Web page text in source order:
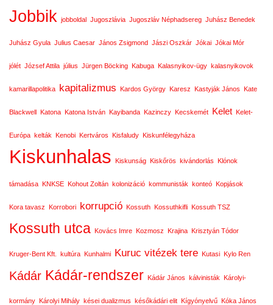
Jobbik jobboldal Jugoszlávia Jugoszláv Néphadsereg Juhász Benedek
Juhász Gyula Julius Caesar János Zsigmond Jászi Oszkár Jókai Jókai Mór
jólét József Attila július Jürgen Böcking Kabuga Kalasnyikov-ügy kalasnyikovok
kamarillapolitika kapitalizmus Kardos György Karesz Kastyják János Kate
Blackwell Katona Katona István Kayibanda Kazinczy Kecskemét Kelet Kelet-
Európa kelták Kenobi Kertváros Kisfaludy Kiskunfélegyháza
Kiskunhalas Kiskunság Kiskőrös kivándorlás Klónok
támadása KNKSE Kohout Zoltán kolonizáció kommunisták konteó Kopjások
Kora tavasz Korrobori korrupció Kossuth Kossuthkifli Kossuth TSZ
Kossuth utca Kovács Imre Kozmosz Krajina Krisztyán Tódor
Kruger-Bent Kft. kultúra Kunhalmi Kuruc vitézek tere Kutasi Kylo Ren
Kádár Kádár-rendszer Kádár János kálvinisták Károlyi-
kormány Károlyi Mihály kései dualizmus későkádári elit Kígyónyelvű Kóka János